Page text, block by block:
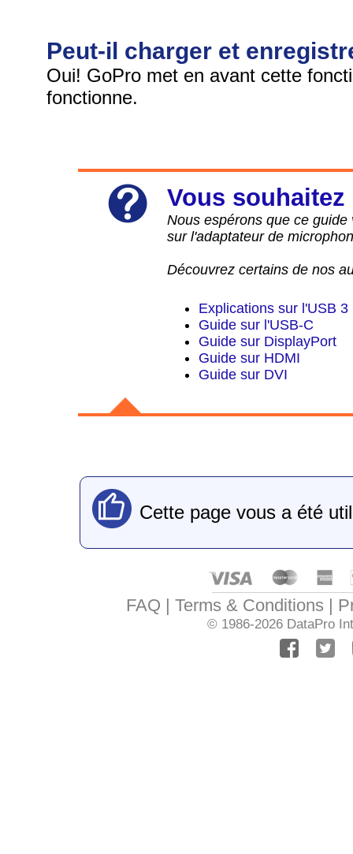
Peut-il charger et
Oui! GoPro met en avant cette
fonctionne.
Vous
Nous espérons que ce
sur l'adaptateur de
Découvrez certains de nos
Explications sur l'USB 3
Guide sur l'USB-C
Guide sur DisplayPort
Guide sur HDMI
Guide sur DVI
Cette page vous a été
FAQ Terms & Conditions
© 1986-2026 DataPro